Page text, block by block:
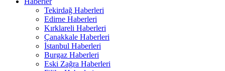
Tekirdağ Haberleri
Edirne Haberleri
Kırklareli Haberleri
Çanakkale Haberleri
İstanbul Haberleri
Burgaz Haberleri
Eski Zağra Haberleri